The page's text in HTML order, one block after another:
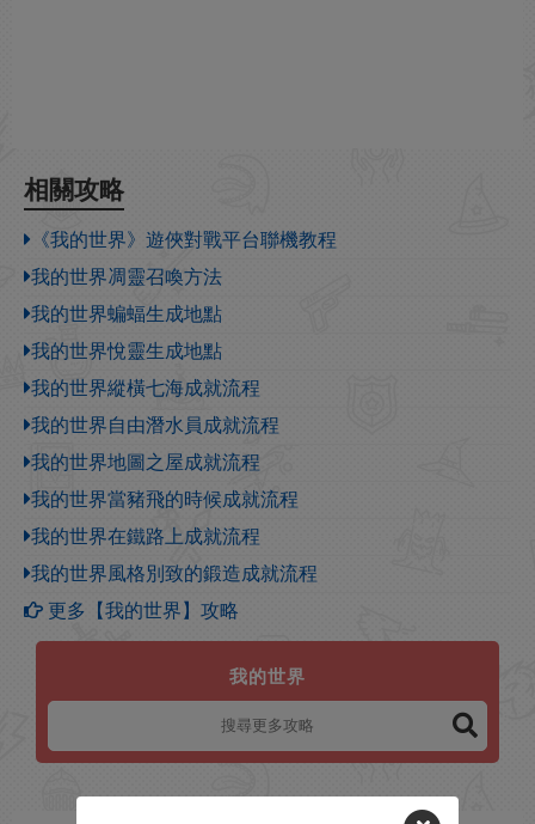
相關攻略
《我的世界》遊俠對戰平台聯機教程
我的世界凋靈召喚方法
我的世界蝙蝠生成地點
我的世界悅靈生成地點
我的世界縱橫七海成就流程
我的世界自由潛水員成就流程
我的世界地圖之屋成就流程
我的世界當豬飛的時候成就流程
我的世界在鐵路上成就流程
我的世界風格別致的鍛造成就流程
更多【我的世界】攻略
我的世界